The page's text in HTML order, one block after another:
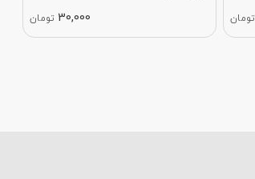
تومان 30,000 تومان